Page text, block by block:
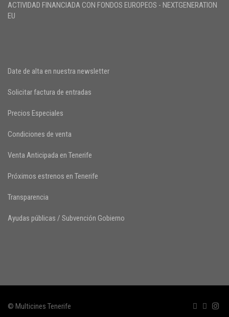
ACTIVIDAD FINANCIADA CON FONDOS EUROPEOS - NEXTGENERATION
EU
Date de alta en nuestra newsletter
Solicitar factura de entradas
Precios Especiales
Condiciones de venta
Venta Anticipada en Tenerife
Próximos estrenos en Tenerife
Transparencia
Ayudas públicas / Subvención Gobierno
© Multicines Tenerife